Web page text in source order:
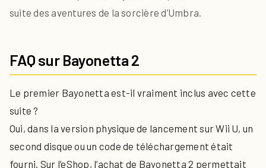
suite des aventures de la sorcière d’Umbra.
FAQ sur Bayonetta 2
Le premier Bayonetta est-il vraiment inclus avec cette
suite ?
Oui, dans la version physique de lancement sur Wii U, un
second disque ou un code de téléchargement était
fourni. Sur l’eShop, l’achat de Bayonetta 2 permettait